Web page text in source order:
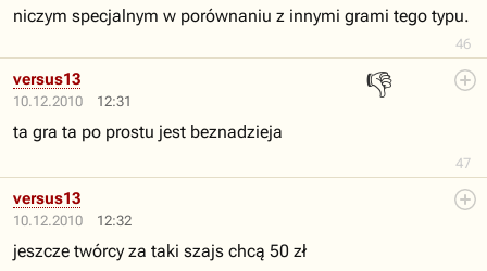
46
niczym specjalnym w porównaniu z innymi grami tego typu.
10.12.2010 12:31
👎
47
versus13
ta gra ta po prostu jest beznadzieja
10.12.2010 12:32
versus13
jeszcze twórcy za taki szajs chcą 50 zł